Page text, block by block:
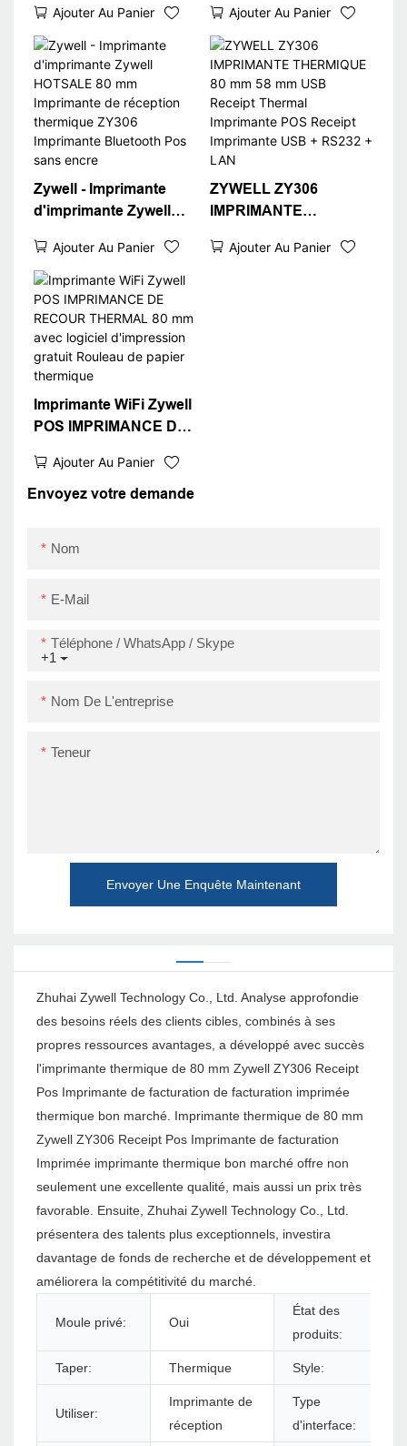
80mm Pos Receipt
Thermal Imprimante
Bluetooth USB +
RS232 + LAN + BT
Ajouter Au Panier
300 DPI POS
IMPRIMANTE
THERMAL
IMPRIMANCE
BLUETOOTH USB +
RS232 + LAN + BT
Ajouter Au Panier
Zywell - Imprimante
d'imprimante Zywell
Imprimante de
réception thermique
ZY306 Imprimante
Bluetooth Pos sans
encre
Ajouter Au Panier
ZYWELL ZY306
IMPRIMANTE
mm USB Receipt
Ajouter Au Panier
Imprimante WiFi Zywell
POS IMPRIMANCE DE
mm avec logiciel
d'impression gratuit
Ajouter Au Panier
Envoyez votre demande
Nom
E-Mail
+1
Téléphone / WhatsApp / Skype
Nom De L'entreprise
Teneur
Envoyer Une Enquête Maintenant
Zhuhai Zywell Technology Co., Ltd. Analyse approfondie
des besoins réels des clients cibles, combinés à ses
propres ressources avantages, a développé avec succès
l'imprimante thermique de 80 mm Zywell ZY306 Receipt
Pos Imprimante de facturation de facturation imprimée
thermique bon marché. Imprimante thermique de 80 mm
Zywell ZY306 Receipt Pos Imprimante de facturation
Imprimée imprimante thermique bon marché offre non
seulement une excellente qualité, mais aussi un prix très
favorable. Ensuite, Zhuhai Zywell Technology Co., Ltd.
présentera des talents plus exceptionnels, investira
davantage de fonds de recherche et de développement et
améliorera la compétitivité du marché.
Moule privé: Oui
État des
produits:
Taper: Thermique Style:
Utiliser:
Imprimante de
réception
Type
d'interface: